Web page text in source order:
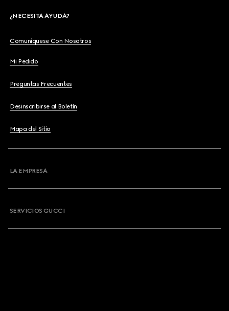
¿NECESITA AYUDA?
Comuníquese Con Nosotros
Mi Pedido
Preguntas Frecuentes
Desinscribirse al Boletín
Mapa del Sitio
LA EMPRESA
SERVICIOS GUCCI